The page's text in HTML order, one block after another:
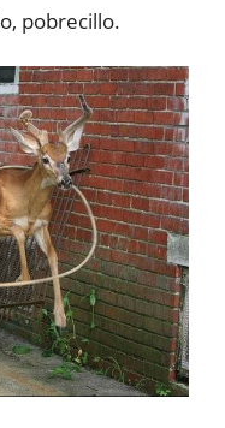
pobrecillo.